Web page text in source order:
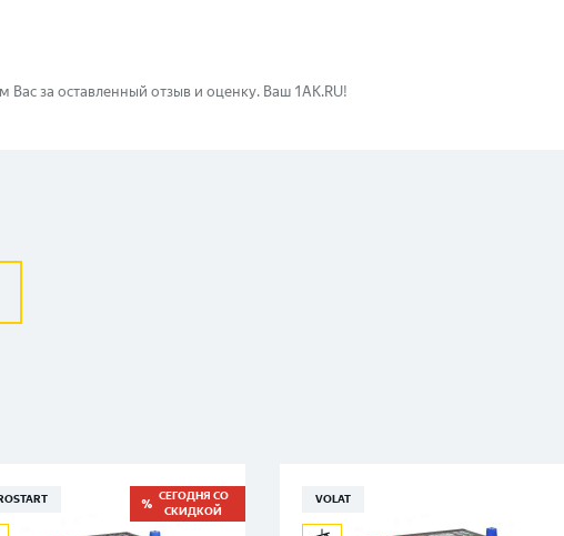
Вас за оставленный отзыв и оценку. Ваш 1AK.RU!
СЕГОДНЯ СО
СКИДКОЙ
VOLAT